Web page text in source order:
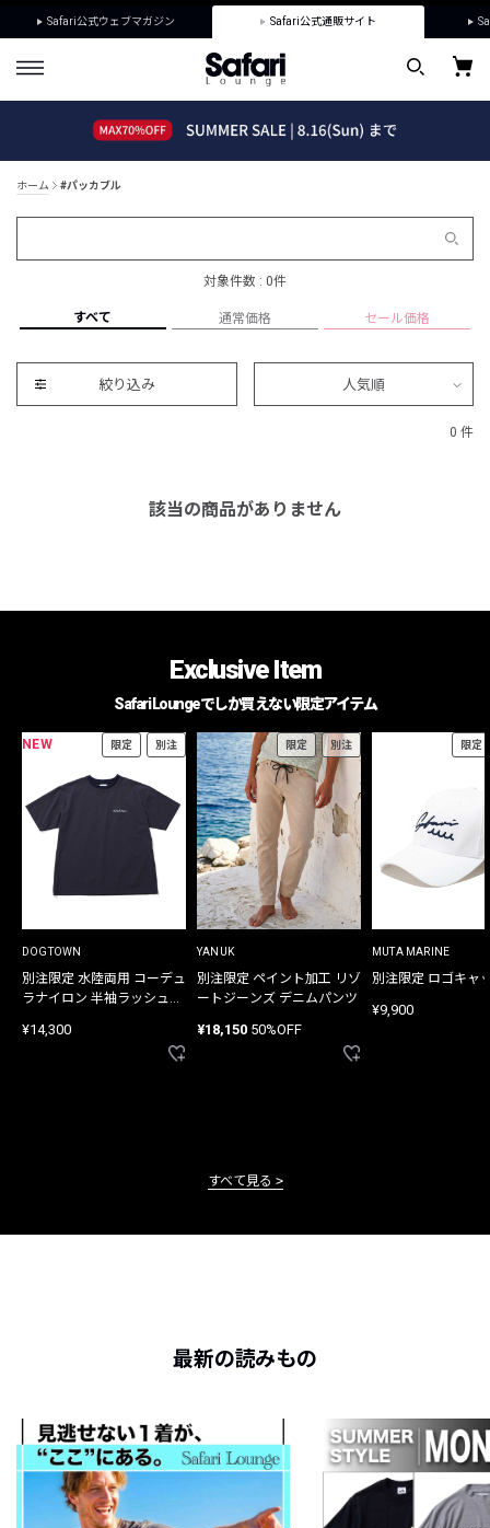
Safari公式ウェブマガジン Safari公式通販サイト
ホーム #パッカブル
対象件数 : 0件
すべて 通常価格 セール価格
絞り込み 人気順
0 件
該当の商品がありません
Exclusive Item
Safari Loungeでしか買えない限定アイテム
NEW 限定 別注
DOGTOWN
別注限定 水陸両用 コーデュ
ラナイロン 半袖ラッシュガ
¥14,300
限定 別注
YANUK
別注限定 ペイント加工 リゾ
ートジーンズ デニムパンツ
¥18,150 50%OFF
限定
MUTA MARINE
別注限定 ロゴキャ
¥9,900
すべて見る
最新の読みもの